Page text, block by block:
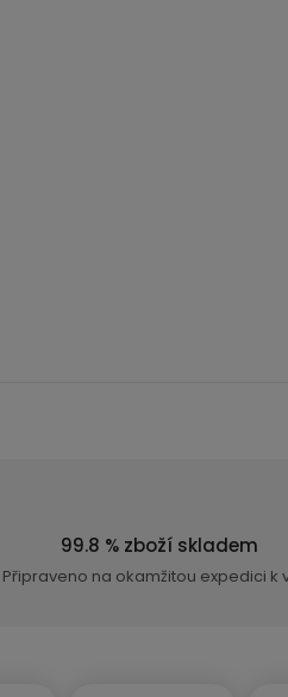
99.8 % zboží skladem
Připraveno na okamžitou expedici k